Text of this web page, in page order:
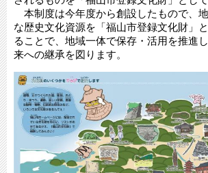
本制度は今年度から創設したもので、
な歴史文化資源を「福山市登録文化財」
ることで、地域一体で保存・活用を推進
来への継承を図ります。